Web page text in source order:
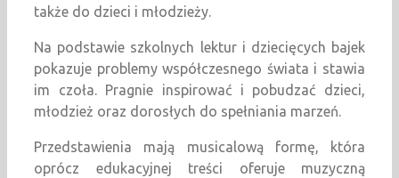
także do dzieci i młodzieży.
Na podstawie szkolnych lektur i dziecięcych bajek
pokazuje problemy współczesnego świata i stawia
im czoła. Pragnie inspirować i pobudzać dzieci,
młodzież oraz dorosłych do spełniania marzeń.
Przedstawienia mają musicalową formę, która
oprócz edukacyjnej treści oferuje muzyczną